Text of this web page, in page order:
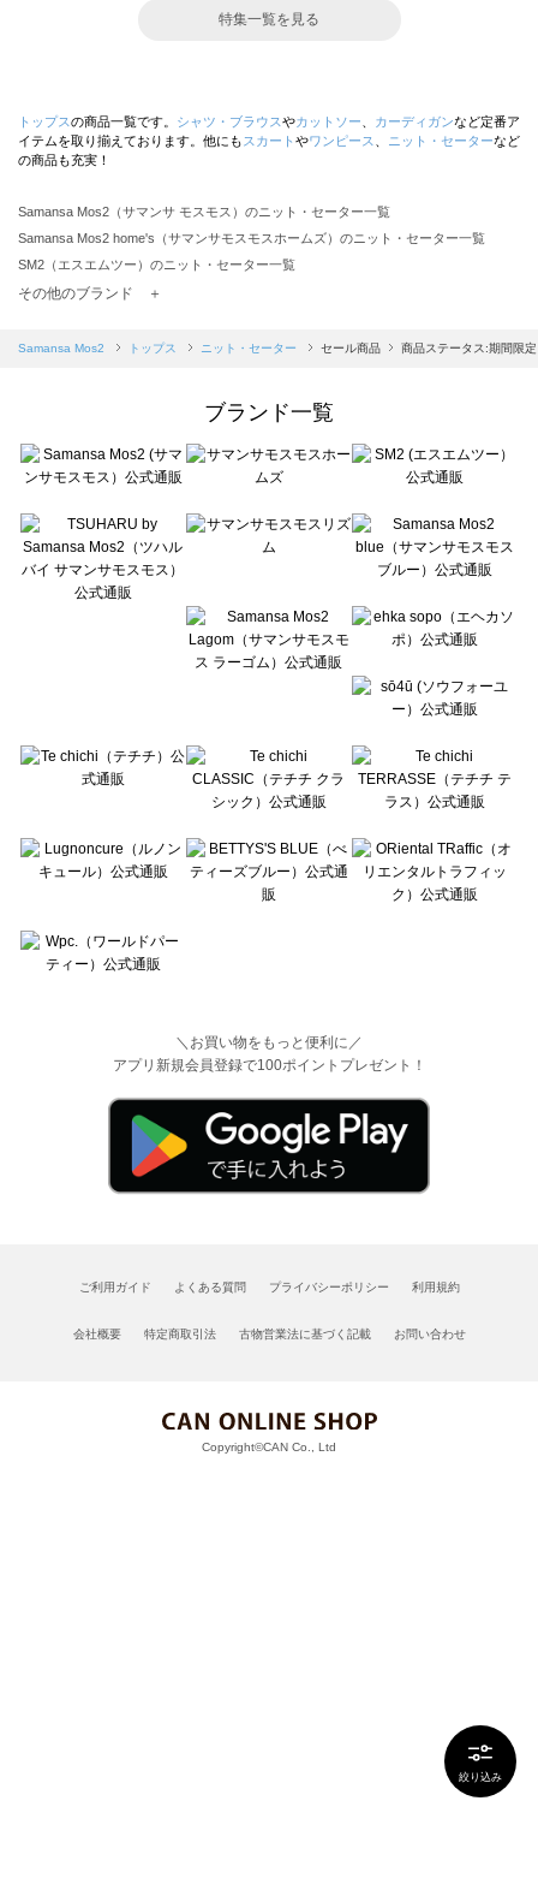
絞り込み
特集一覧を見る
トップスの商品一覧です。 シャツ・ブラウスやカットソー カーディガンなど定番ア
イテムを取り揃えております。他にも スカート やワンピース ニット・セーターなど
の商品も充実！
Samansa Mos2（サマンサ モスモス）のニット・セーター一覧
Samansa Mos2 home's（サマンサモスモスホームズ）のニット・セーター一覧
SM2（エスエムツー）のニット・セーター一覧
Samansa Mos2 blue（サマンサモスモス ブルー）のニット・セーター一覧
sō4ū（ソウフォーユー）のニット・セーター一覧
Te chichi（テチチ）のニット・セーター一覧
Te chichi CLASSIC（テチチ クラシック）のニット・セーター一覧
Lugnoncure（ルノンキュール）のニット・セーター一覧
BETTY'S BLUE（べティーズブルー）のニット・セーター一覧
Wpc.（ワールドパーティー）のニット・セーター一覧
その他のブランド ＋
Samansa Mos2 トップス ニット・セーター セール商品 商品ステータス:期間限定
ブランド一覧
＼お買い物をもっと便利に／
アプリ新規会員登録で100ポイントプレゼント！
ご利用ガイド よくある質問 プライバシーポリシー 利用規約
会社概要 特定商取引法 古物営業法に基づく記載 お問い合わせ
Copyright©CAN Co., Ltd